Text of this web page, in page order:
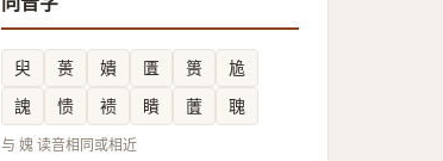
臾 蒉 嬇 匱 篑
尯
謉
愦 䙌 瞶 䕚 聭
与 媿 读音相同或相近